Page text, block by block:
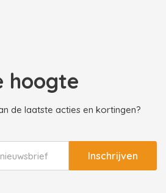
hoogte
de laatste acties en kortingen?
Inschrijven